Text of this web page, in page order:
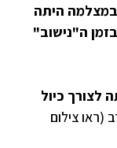
היתה
ה"נישוב"
לצורך כיול
(ראו צילום